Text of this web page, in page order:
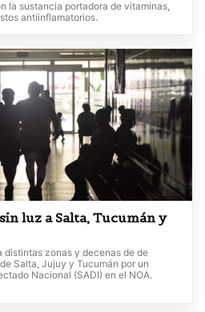
la sustancia portadora de vitaminas,
antiinflamatorios.
luz a Salta, Tucumán y
zonas y decenas de de
Salta, Jujuy y Tucumán por un
Nacional (SADI) en el NOA.